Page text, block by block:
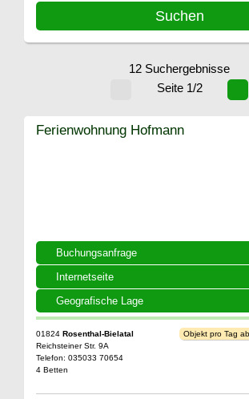
12 Suchergebnisse
Seite 1/2
Buchungsanfrage
Internetseite
Geografische Lage
Ferienwohnung Hofmann
01824 Rosenthal-Bielatal
Reichsteiner Str. 9A
Telefon: 035033 70654
4 Betten
Objekt pro Tag